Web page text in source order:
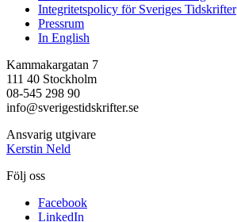
Integritetspolicy för Sveriges Tidskrifter
Pressrum
In English
Kammakargatan 7
111 40 Stockholm
08-545 298 90
info@sverigestidskrifter.se
Ansvarig utgivare
Kerstin Neld
Följ oss
Facebook
LinkedIn